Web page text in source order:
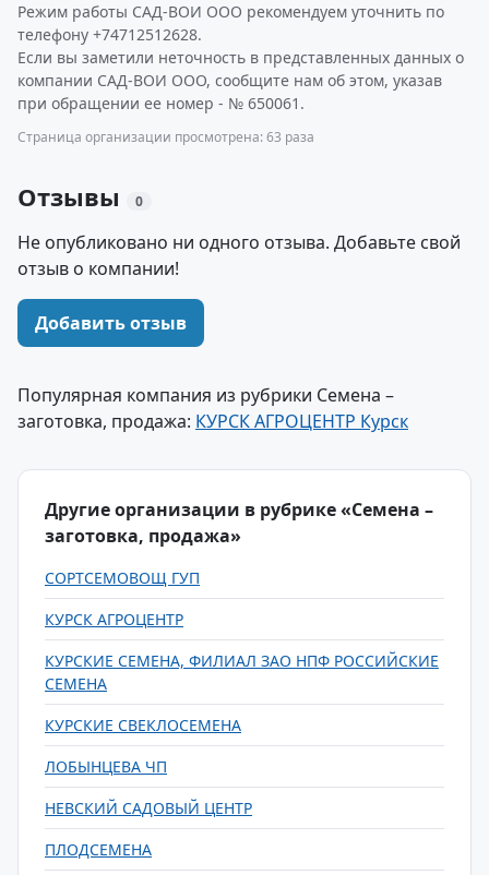
Режим работы САД-ВОИ ООО рекомендуем уточнить по
телефону +74712512628.
Если вы заметили неточность в представленных данных о
компании САД-ВОИ ООО, сообщите нам об этом, указав
при обращении ее номер - № 650061.
Страница организации просмотрена: 63 раза
Отзывы 0
Не опубликовано ни одного отзыва. Добавьте свой
отзыв о компании!
Добавить отзыв
Популярная компания из рубрики Семена –
заготовка, продажа: КУРСК АГРОЦЕНТР Курск
Другие организации в рубрике «Семена –
заготовка, продажа»
СОРТСЕМОВОЩ ГУП
КУРСК АГРОЦЕНТР
КУРСКИЕ СЕМЕНА, ФИЛИАЛ ЗАО НПФ РОССИЙСКИЕ
СЕМЕНА
КУРСКИЕ СВЕКЛОСЕМЕНА
ЛОБЫНЦЕВА ЧП
НЕВСКИЙ САДОВЫЙ ЦЕНТР
ПЛОДСЕМЕНА